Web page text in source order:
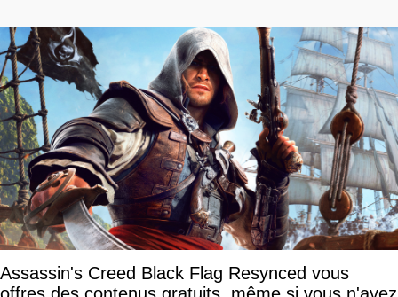
Assassin's Creed Black Flag Resynced vous
offres des contenus gratuits, même si vous n'avez